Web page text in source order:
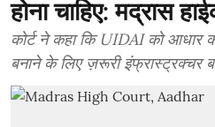
होना चाहिए: मद्रास
कोर्ट ने कहा कि UIDAI को आधार
बनाने के लिए ज़रूरी इंफ्रास्ट्रक्चर